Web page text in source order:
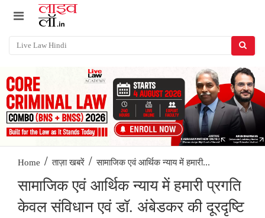
Home / ताज़ा खबरें / सामाजिक एवं आर्थिक न्याय में हमारी...
सामाजिक एवं आर्थिक न्याय में हमारी प्रगति
केवल संविधान एवं डॉ. अंबेडकर की दूरदृष्टि